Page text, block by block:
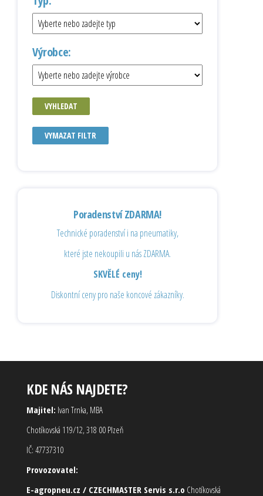
Výrobce:
VYHLEDAT
VYMAZAT FILTR
Poradenství ZDARMA!
Technické poradenství i na pneumatiky,
které jste nekoupili u nás ZDARMA.
SKVĚLÉ ceny!
Diskontní ceny pro naše koncové zákazníky.
KDE NÁS NAJDETE?
Majitel: Ivan Trnka, MBA
Chotíkovská 119/12, 318 00 Plzeň
IČ: 47737310
Provozovatel:
E-agropneu.cz / CZECHMASTER Servis s.r.o Chotíkovská